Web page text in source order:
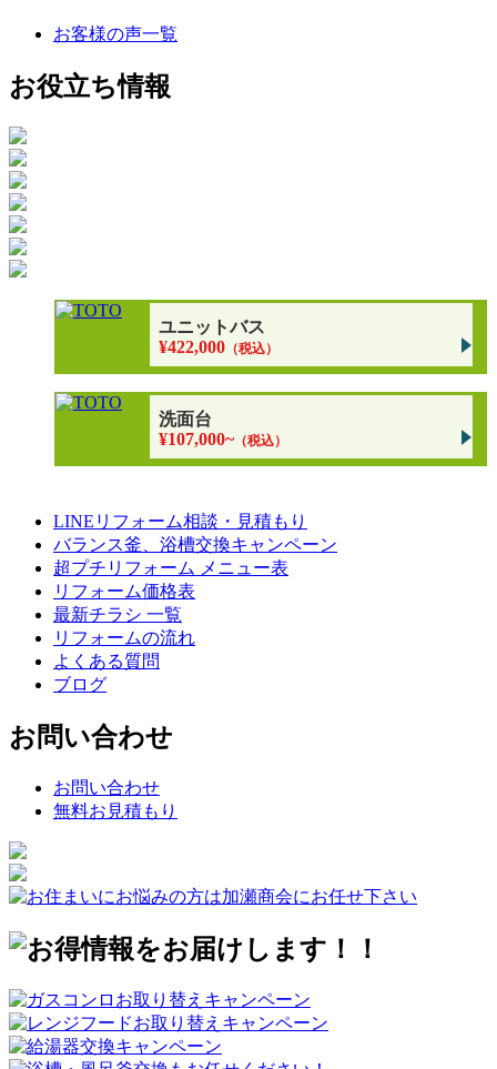
お客様の声一覧
お役立ち情報
ユニットバス
¥422,000 （税込）
洗面台
¥107,000~（税込）
LINEリフォーム相談・見積もり
バランス釜、浴槽交換キャンペーン
超プチリフォーム メニュー表
リフォーム価格表
最新チラシ 一覧
リフォームの流れ
よくある質問
ブログ
お問い合わせ
お問い合わせ
無料お見積もり